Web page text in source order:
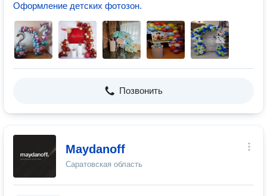
Оформление детских фотозон.
Позвонить
Maydanoff
Саратовская область